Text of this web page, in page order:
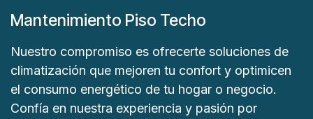
Mantenimiento Piso Techo
Nuestro compromiso es ofrecerte soluciones de
climatización que mejoren tu confort y optimicen
el consumo energético de tu hogar o negocio.
Confía en nuestra experiencia y pasión por